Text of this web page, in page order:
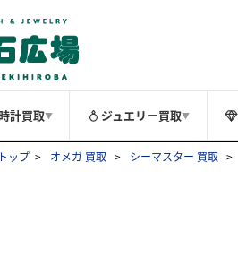
計買取▼ ジュエリー買取▼
ップ オメガ 買取 シーマスター 買取